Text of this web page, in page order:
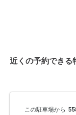
近くの予約できる
この駐車場から